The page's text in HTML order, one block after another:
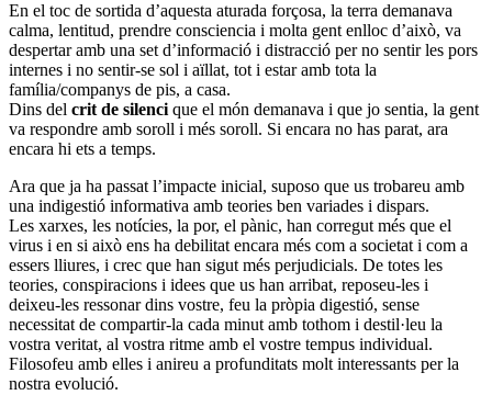
En el toc de sortida d’aquesta aturada forçosa, la terra demanava
calma, lentitud, prendre consciencia i molta gent enlloc d’això, va
despertar amb una set d’informació i distracció per no sentir les pors
internes i no sentir-se sol i aïllat, tot i estar amb tota la
família/companys de pis, a casa.
Dins del crit de silenci que el món demanava i que jo sentia, la gent
va respondre amb soroll i més soroll. Si encara no has parat, ara
encara hi ets a temps.
Ara que ja ha passat l’impacte inicial, suposo que us trobareu amb
una indigestió informativa amb teories ben variades i dispars.
Les xarxes, les notícies, la por, el pànic, han corregut més que el
virus i en si això ens ha debilitat encara més com a societat i com a
essers lliures, i crec que han sigut més perjudicials. De totes les
teories, conspiracions i idees que us han arribat, reposeu-les i
deixeu-les ressonar dins vostre, feu la pròpia digestió, sense
necessitat de compartir-la cada minut amb tothom i destil·leu la
vostra veritat, al vostra ritme amb el vostre tempus individual.
Filosofeu amb elles i anireu a profunditats molt interessants per la
nostra evolució.